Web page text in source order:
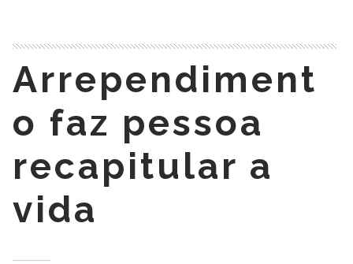
Arrependiment
o faz pessoa
recapitular a
vida